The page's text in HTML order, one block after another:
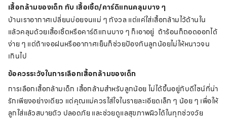
เสื้อกล้ามของเด็ก กับ เสื้อเชิ้ต/คาร์ดิแกนคลุมบาง ๆ
บ้านเราอากาศเปลี่ยนบ่อยจนแม่ ๆ กังวล แต่แค่ใส่เสื้อกล้ามไว้ด้านใน
แล้วคลุมด้วยเสื้อเชิ้ตหรือคาร์ดิแกนบาง ๆ ก็เอาอยู่ ถ้าร้อนก็ถอดออกได้
ง่าย ๆ แต่ถ้าเจอฝนหรืออากาศเย็นก็ช่วยป้องกันลูกน้อยไม่ให้หนาวจน
เกินไป
ข้อควรระวังในการเลือกเสื้อกล้ามของเด็ก
การเลือกเสื้อกล้ามเด็ก เสื้อกล้ามสำหรับลูกน้อย ไม่ได้ขึ้นอยู่กับดีไซน์ที่น่า
รักเพียงอย่างเดียว แต่คุณแม่ควรใส่ใจในรายละเอียดเล็ก ๆ น้อย ๆ เพื่อให้
ลูกใส่แล้วสบายตัว ปลอดภัย และช่วยดูแลสุขภาพผิวได้ในทุกช่วงวัย